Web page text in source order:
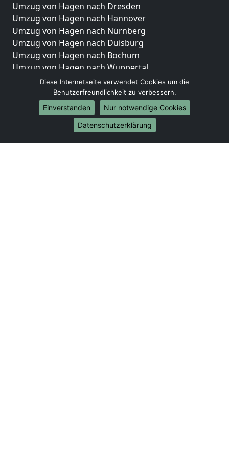
Umzug von Hagen nach Dresden
Umzug von Hagen nach Hannover
Umzug von Hagen nach Nürnberg
Umzug von Hagen nach Duisburg
Umzug von Hagen nach Bochum
Umzug von Hagen nach Wuppertal
Umzug von Hagen nach Bielefeld
Umzug von Hagen nach Bonn
Umzug von Hagen nach Münster
Internationale-Umzüge
Umzug von Hagen nach Brasilien
Diese Internetseite verwendet Cookies um die
Benutzerfreundlichkeit zu verbessern.
Einverstanden
Nur notwendige Cookies
Datenschutzerklärung